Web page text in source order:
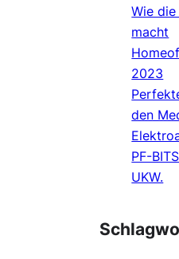
Wie die
macht
2023
den
PF-
UKW.